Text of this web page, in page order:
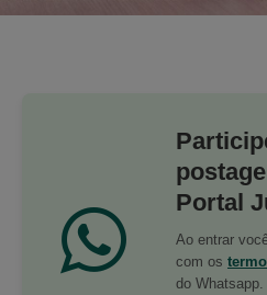
Portal
Ao entrar
com os
do Whatsapp.